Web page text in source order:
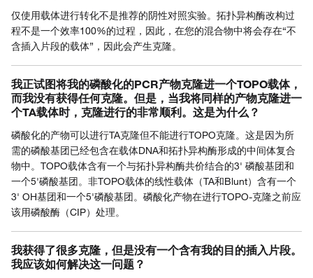
仅使用载体进行转化不是推荐的阴性对照实验。拓扑异构酶改构过
程不是一个效率100%的过程，因此，在您的混合物中将会存在“不
含插入片段的载体”，因此会产生克隆。
我正试图将我的磷酸化的PCR产物克隆进一个TOPO载体，
而我没有获得任何克隆。但是，当我将同样的产物克隆进一
个TA载体时，克隆进行的非常顺利。这是为什么？
磷酸化的产物可以进行TA克隆但不能进行TOPO克隆。这是因为所
需的磷酸基团已经包含在载体DNA和拓扑异构酶形成的中间体复合
物中。TOPO载体含有一个与拓扑异构酶共价结合的3' 磷酸基团和
一个5'磷酸基团。非TOPO载体的线性载体（TA和Blunt）含有一个
3' OH基团和一个5'磷酸基团。磷酸化产物在进行TOPO-克隆之前应
该用磷酸酶（CIP）处理。
我获得了很多克隆，但是没有一个含有我的目的插入片段。
我应该如何解决这一问题？